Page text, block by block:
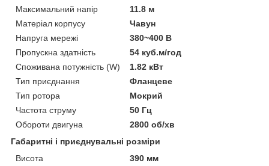
Максимальний напір
11.8 м
Матеріал корпусу
Чавун
Напруга мережі
380~400 В
Пропускна здатність
54 куб.м/год
Споживана потужність (W)
1.82 кВт
Тип приєднання
Фланцеве
Тип ротора
Мокрий
Частота струму
50 Гц
Обороти двигуна
2800 об/хв
Габаритні і приєднувальні розміри
Висота
390 мм